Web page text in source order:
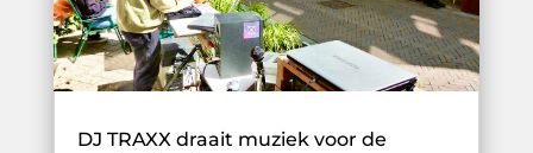
DJ TRAXX draait muziek voor de